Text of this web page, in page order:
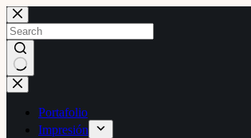
Skip
to
content
No
results
Portafolio
Impresión